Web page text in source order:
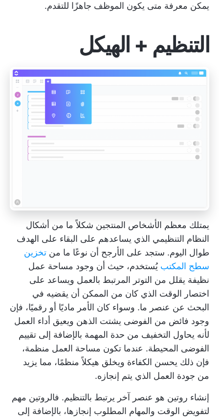
يمكن معرفة متى يكون الموظف جاهزًا للتقدم.
التنظيم + الهيكل
يمتلك معظم الأشخاص المنتجين شكلاً ما من أشكال
النظام التنظيمي الذي يساعدهم على البقاء على الهدف
طوال اليوم. ستجد على الأرجح أن نوعًا ما من تخزين
سطح المكتب يُستخدم، حيث أن وجود مساحة عمل
نظيفة يقلل من التوتر المرتبط بالعمل ويساعد على
اختصار الوقت الذي كان من الممكن أن يقضيه في
البحث عن عنصر ما. وسواء كان الأمر ماديًا أو رقميًا، فإن
وجود فائض من الفوضى يشتت الذهن ويعيق أداء العمل
لأنه يحاول التخفيف من حدة المهمة بالإضافة إلى تقييم
الفوضى المحيطة. عندما تكون مساحة العمل منظمة،
فإن ذلك يحسن الكفاءة ويخلق هيكلاً منظمًا، مما يزيد
من جودة العمل الذي يتم إنجازه.
إنشاء روتين هو عنصر آخر يرتبط بالتنظيم. فالروتين مهم
لتفويض الوقت والمهام المطلوب إنجازها، بالإضافة إلى